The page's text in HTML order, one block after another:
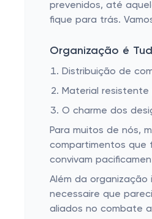
prevenidos, até
fique para trás.
Organização é
Distribuição de
Material
O charme dos
Para muitos de nós,
compartimentos que
convivam
Além da
necessaire que
aliados no combate